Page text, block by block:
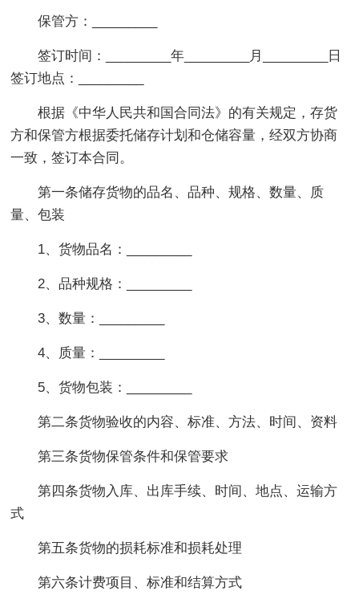
保管方：_________
签订时间：_________年_________月_________日
签订地点：_________
根据《中华人民共和国合同法》的有关规定，存货
方和保管方根据委托储存计划和仓储容量，经双方协商
一致，签订本合同。
第一条储存货物的品名、品种、规格、数量、质
量、包装
1、货物品名：_________
2、品种规格：_________
3、数量：_________
4、质量：_________
5、货物包装：_________
第二条货物验收的内容、标准、方法、时间、资料
第三条货物保管条件和保管要求
第四条货物入库、出库手续、时间、地点、运输方
式
第五条货物的损耗标准和损耗处理
第六条计费项目、标准和结算方式